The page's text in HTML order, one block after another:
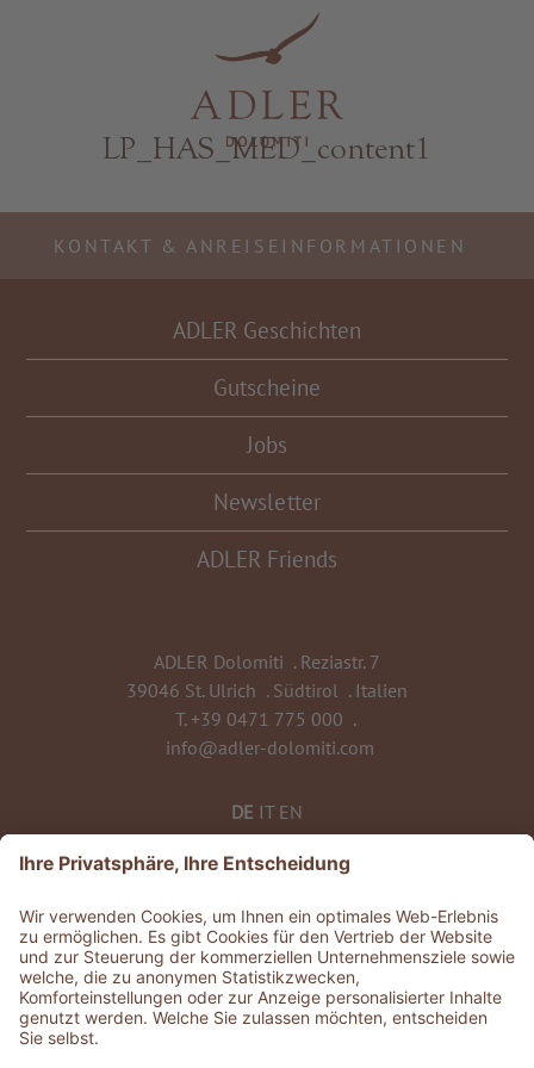
Resorts & Retreats
ZU ALLEN RESORTS & RETREATS
LP_HAS_MED_content1
KONTAKT & ANREISEINFORMATIONEN
ADLER Geschichten
Gutscheine
Jobs
Newsletter
ADLER Friends
ADLER Dolomiti . Reziastr. 7
39046 St. Ulrich . Südtirol . Italien
T. +39 0471 775 000 .
info@adler-dolomiti.com
DE IT EN